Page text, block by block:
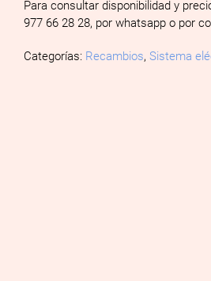
Para consultar disponibilidad y
977 66 28 28, por whatsapp o por
Categorías: Recambios,Sistema